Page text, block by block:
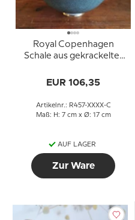
Royal Copenhagen
Schale aus gekrackelter
Grau
EUR 106,35
Artikelnr.: R457-XXXX-C
Maß: H: 7 cm x Ø: 17 cm
AUF LAGER
Zur Ware